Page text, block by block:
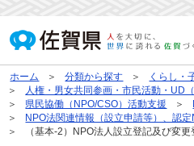
ホーム 分類から探す
くらし・
人権・男女共同参画・市民活動・UD
県民協働（NPO/CSO）活動支援
NPO法関連情報（設立申請等）、認
（基本-2）NPO法人設立登記及び変